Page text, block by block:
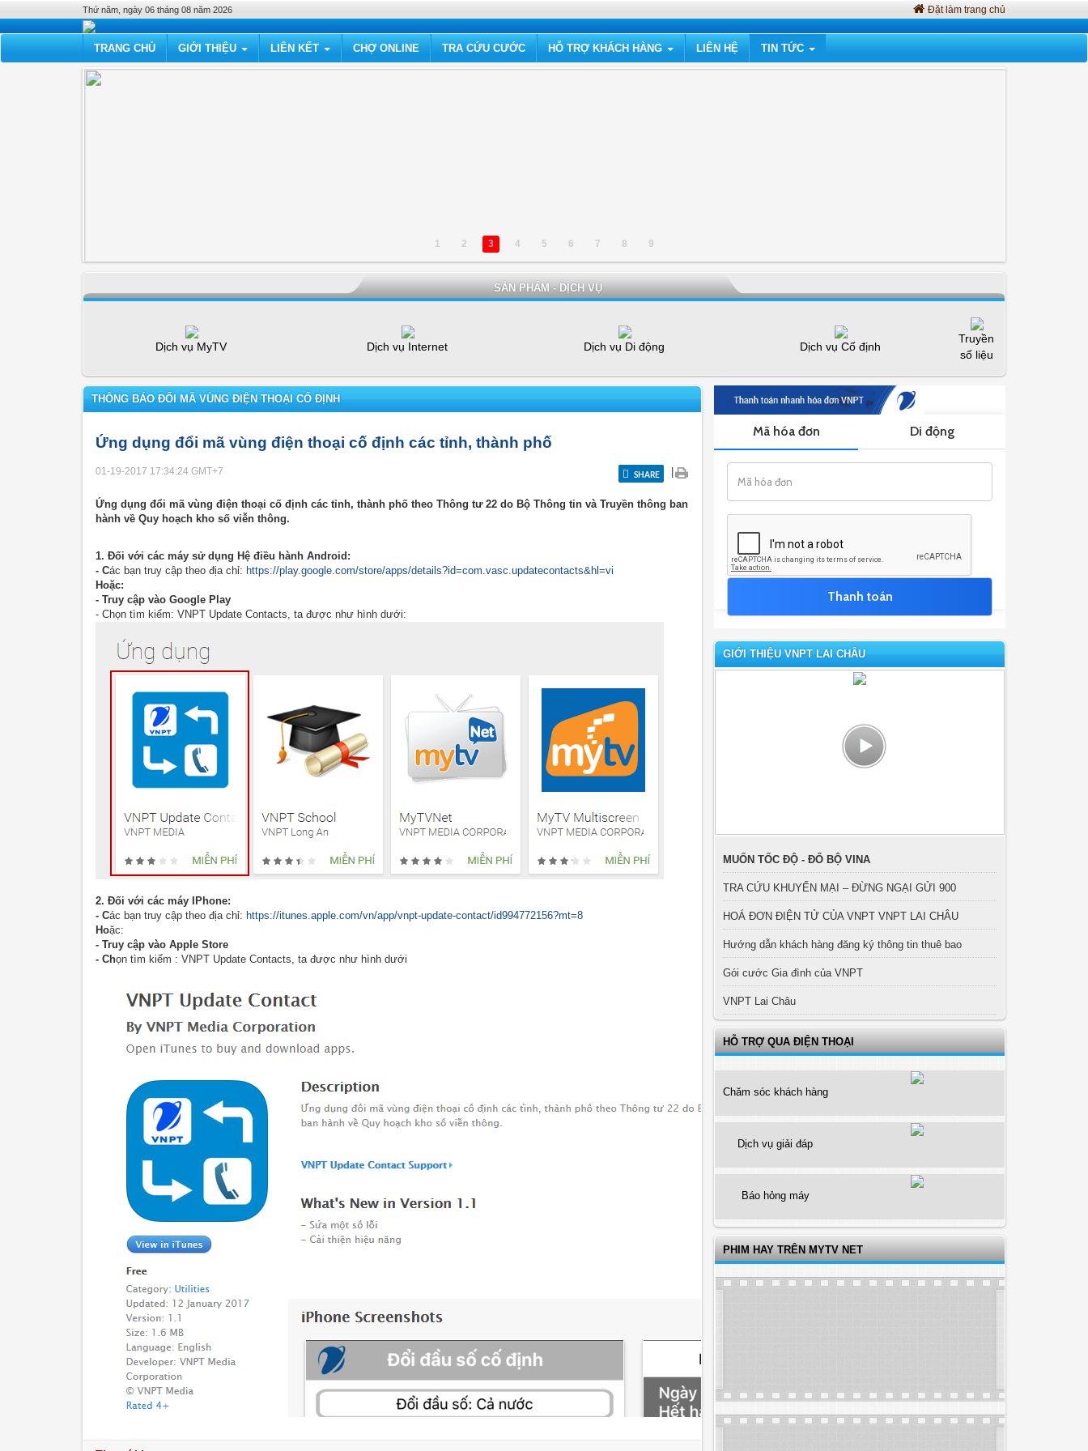
Thứ năm, ngày 06 tháng 08 năm 2026 Đặt làm trang chủ
TRANG CHỦ GIỚI THIỆU LIÊN KẾT CHỢ ONLINE TRA CỨU CƯỚC HỖ TRỢ KHÁCH HÀNG LIÊN HỆ TIN TỨC
1 2 3 4 5 6 7 8 9
SẢN PHẨM - DỊCH VỤ
Dịch vụ MyTV Dịch vụ Internet Dịch vụ Di động Dịch vụ Cố định
Truyền
số liệu
THÔNG BÁO ĐỔI MÃ VÙNG ĐIỆN THOẠI CỐ ĐỊNH
Ứng dụng đổi mã vùng điện thoại cố định các tỉnh, thành phố
01-19-2017 17:34:24 GMT+7 SHARE
Ứng dụng đổi mã vùng điện thoại cố định các tỉnh, thành phố theo Thông tư 22 do Bộ Thông tin và Truyền thông ban
hành về Quy hoạch kho số viễn thông.
1. Đối với các máy sử dụng Hệ điều hành Android:
- Các bạn truy cập theo địa chỉ: https://play.google.com/store/apps/details?id=com.vasc.updatecontacts&hl=vi
Hoặc:
- Truy cập vào Google Play
- Chọn tìm kiếm: VNPT Update Contacts, ta được như hình dưới:
2. Đối với các máy IPhone:
- Các bạn truy cập theo địa chỉ: https://itunes.apple.com/vn/app/vnpt-update-contact/id994772156?mt=8
Hoặc:
- Truy cập vào Apple Store
- Chọn tìm kiếm : VNPT Update Contacts, ta được như hình dưới
GIỚI THIỆU VNPT LAI CHÂU
MUỐN TỐC ĐỘ - ĐỔ BỘ VINA
TRA CỨU KHUYẾN MẠI – ĐỪNG NGẠI GỬI 900
HOÁ ĐƠN ĐIỆN TỬ CỦA VNPT VNPT LAI CHÂU
Hướng dẫn khách hàng đăng ký thông tin thuê bao
Gói cước Gia đình của VNPT
VNPT Lai Châu
HỖ TRỢ QUA ĐIỆN THOẠI
Chăm sóc khách hàng
Dịch vụ giải đáp
Báo hỏng máy
PHIM HAY TRÊN MYTV NET